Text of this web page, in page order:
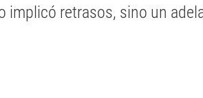
implicó retrasos, sino un